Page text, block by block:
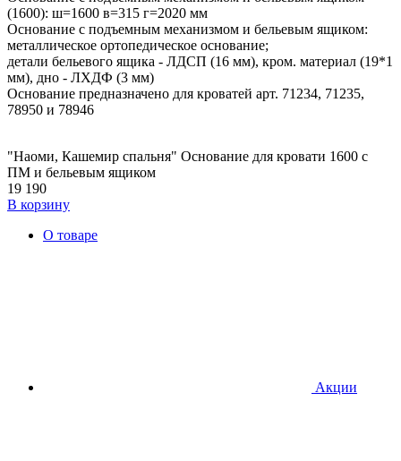
(1600): ш=1600 в=315 г=2020 мм
Основание с подъемным механизмом и бельевым ящиком:
металлическое ортопедическое основание;
детали бельевого ящика - ЛДСП (16 мм), кром. материал (19*1
мм), дно - ЛХДФ (3 мм)
Основание предназначено для кроватей арт. 71234, 71235,
78950 и 78946
"Наоми, Кашемир спальня" Основание для кровати 1600 с
ПМ и бельевым ящиком
19 190
В корзину
О товаре
Акции